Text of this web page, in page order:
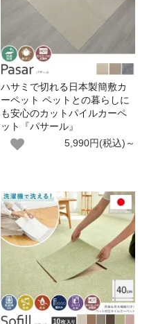
ハサミで切れる日本製簡敷カ
ーペット ペットとの暮らしに
も安心のカットパイルカーペ
ット『パサール』
5,990円(税込)～